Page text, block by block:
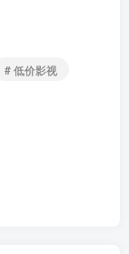
# 低价影视